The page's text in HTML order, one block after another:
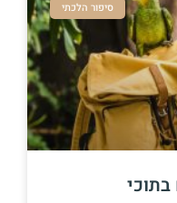
סיפור הלכתי